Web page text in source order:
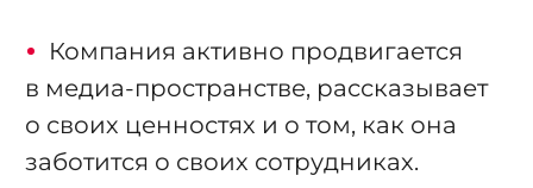
Компания активно продвигается
в медиа-пространстве, рассказывает
о своих ценностях и о том, как она
заботится о своих сотрудниках.